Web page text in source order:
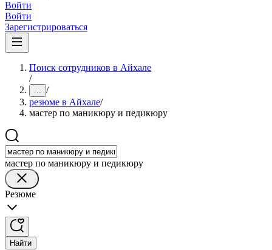
Войти
Войти
Зарегистрироваться
Поиск сотрудников в Айхале
/
... /
резюме в Айхале/
мастер по маникюру и педикюру
мастер по маникюру и педикюру
Резюме
Найти